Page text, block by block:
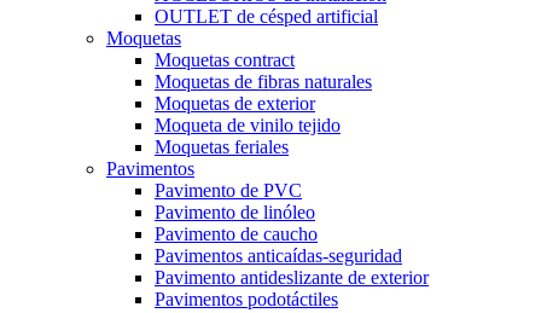
OUTLET de césped artificial
Moquetas
Moquetas contract
Moquetas de fibras naturales
Moquetas de exterior
Moqueta de vinilo tejido
Moquetas feriales
Pavimentos
Pavimento de PVC
Pavimento de linóleo
Pavimento de caucho
Pavimentos anticaídas-seguridad
Pavimento antideslizante de exterior
Pavimentos podotáctiles